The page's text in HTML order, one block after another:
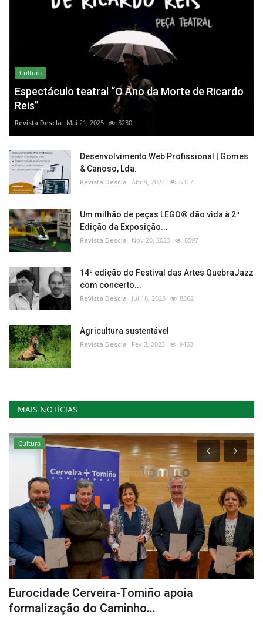
Cultura
Espectáculo teatral “O Ano da Morte de Ricardo
Reis”
Revista Descla Mai 21, 2025 3230
Desenvolvimento Web Profissional | Gomes
& Canoso, Lda.
Revista Descla Abr 9, 2024 6317
Um milhão de peças LEGO® dão vida à 2ª
Edição da Exposição...
Revista Descla Nov 20, 2023 8597
14ª edição do Festival das Artes QuebraJazz
com concerto...
Revista Descla Jul 18, 2023 8362
Agricultura sustentável
Revista Descla Fev 3, 2023 9463
MAIS NOTÍCIAS
Cultura
Eurocidade Cerveira-Tomiño apoia
formalização do Caminho...